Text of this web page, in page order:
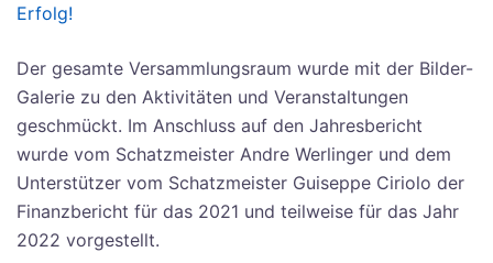
Erfolg!
Der gesamte Versammlungsraum wurde mit der Bilder-
Galerie zu den Aktivitäten und Veranstaltungen
geschmückt. Im Anschluss auf den Jahresbericht
wurde vom Schatzmeister Andre Werlinger und dem
Unterstützer vom Schatzmeister Guiseppe Ciriolo der
Finanzbericht für das 2021 und teilweise für das Jahr
2022 vorgestellt.